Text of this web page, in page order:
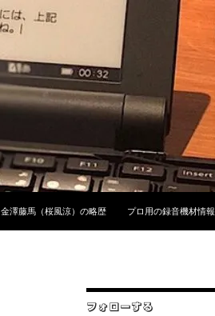
金澤藤馬（桜風涼）の略歴 プロ用の録音機材情報
フォローする